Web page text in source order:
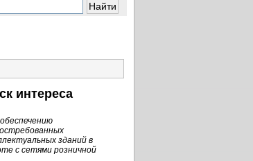
интереса
зданий в
с сетями розничной